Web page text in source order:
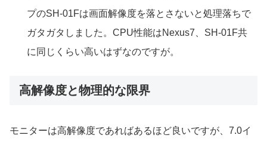
プのSH-01Fは画面解像度を落とさないと処理落ちで
ガタガタしました。CPU性能はNexus7、SH-01F共
に同じくらい高いはずなのですが。
高解像度と物理的な限界
モニターは高解像度であればあるほど良いですが、7.0イ